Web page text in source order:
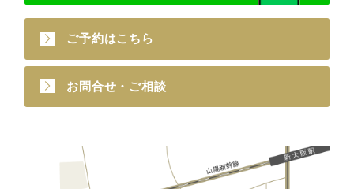
ご予約はこちら
お問合せ・ご相談